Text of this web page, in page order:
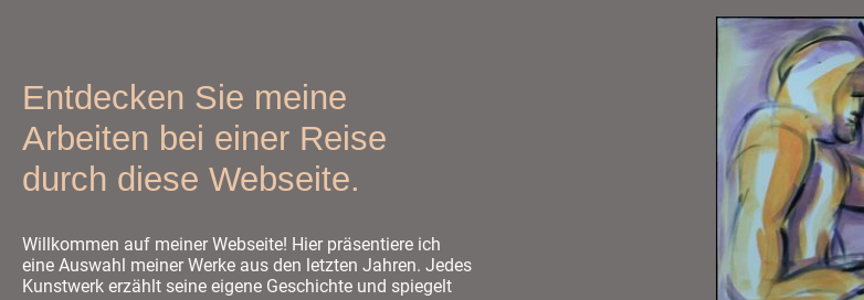
Entdecken Sie meine
Arbeiten bei einer Reise
durch diese Webseite.
Willkommen auf meiner Webseite! Hier präsentiere ich
eine Auswahl meiner Werke aus den letzten Jahren. Jedes
Kunstwerk erzählt seine eigene Geschichte und spiegelt